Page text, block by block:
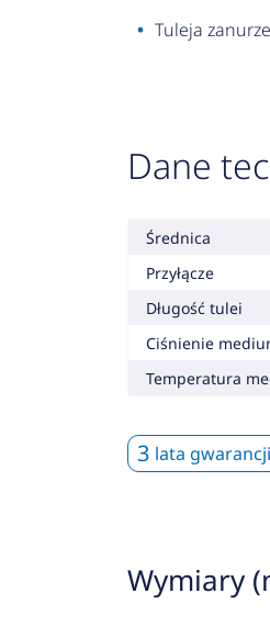
Tuleja
Dane
Średnica
Przyłącze
Długość tulei
Ciśnienie
Temperatura
3 lata gwarancji
Wymiary